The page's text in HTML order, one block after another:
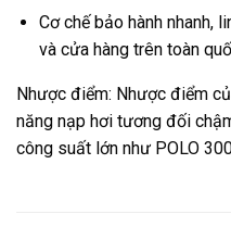
Cơ chế bảo hành nhanh,
và cửa hàng trên toàn
Nhược điểm: Nhược điểm
năng nạp hơi tương đối
công suất lớn như POLO